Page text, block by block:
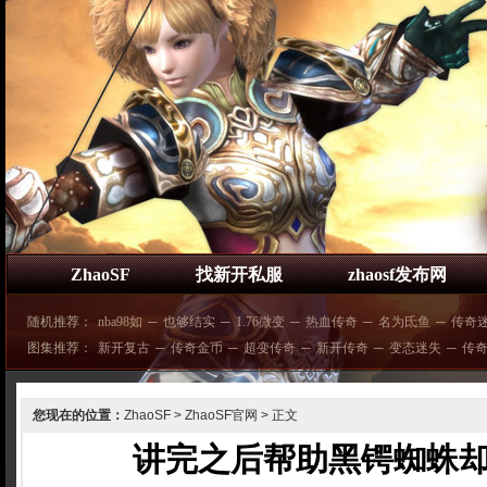
ZhaoSF 找新开私服 zhaosf发布网
随机推荐： nba98如 ─ 也够结实 ─ 1.76微变 ─ 热血传奇 ─ 名为氐鱼 ─ 传奇
图集推荐：
新开复古 ─ 传奇金币 ─ 超变传奇 ─ 新开传奇 ─ 变态迷失 ─ 传
您现在的位置： ZhaoSF > ZhaoSF官网 > 正文
讲完之后帮助黑锷蜘蛛